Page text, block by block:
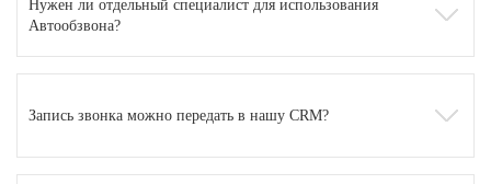
Нужен ли отдельный специалист для использования
Автообзвона?
Запись звонка можно передать в нашу CRM?